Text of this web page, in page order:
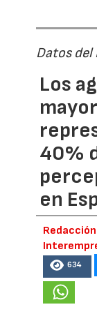
Datos del
Los
40%
en
634